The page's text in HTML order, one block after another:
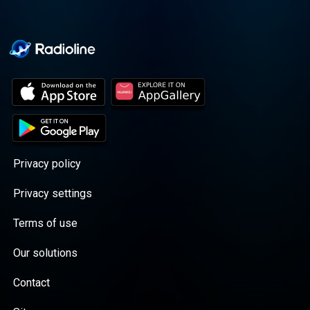
Privacy policy
Privacy settings
Terms of use
Our solutions
Contact